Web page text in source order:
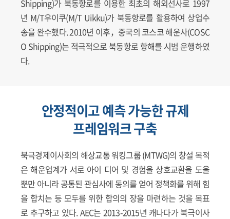
Shipping)가 북동항로를 이용한 최초의 해외선사로 1997
년 M/T우이쿠(M/T Uikku)가 북동항로를 활용하여 상업수
송을 완수했다. 2010년 이후，중국의 코스코 해운사(COSC
O Shipping)는 적극적으로 북동항로 항해를 시범 운행하였
다.
안정적이고 예측 가능한 규제
프레임워크 구축
북극경제이사회의 해상교통 워킹그룹 (MTWG)의 창설 목적
은 해운업계가 서로 아이 디어 및 경험을 상호교환을 도울
뿐만 아니라 공통된 관심사에 동의를 얻어 정책화를 위해 힘
을 합치는 등 모두를 위한 합의의 장을 마련하는 것을 목표
로 추구하고 있다. AEC는 2013-2015년 캐나다가 북극이사